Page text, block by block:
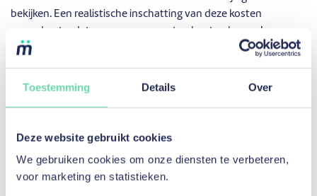
Toestemming Details Over
Deze website gebruikt cookies
We gebruiken cookies om onze diensten te verbeteren,
voor marketing en statistieken.
bekijken. Een realistische inschatting van deze kosten
garandeert u dat u uw engagementen kunt nakomen!
Er zijn verschillende manieren om de impact van deze kosten
bieden het Vlaamse Gewest en het Brusselse Hoofdstedelijke
Gewesthuursubsidies aan.
Sommige kredietmogelijkheden, zoals een persoonlijke lening,
helpen u ook om de woonkosten het hoofd te bieden.